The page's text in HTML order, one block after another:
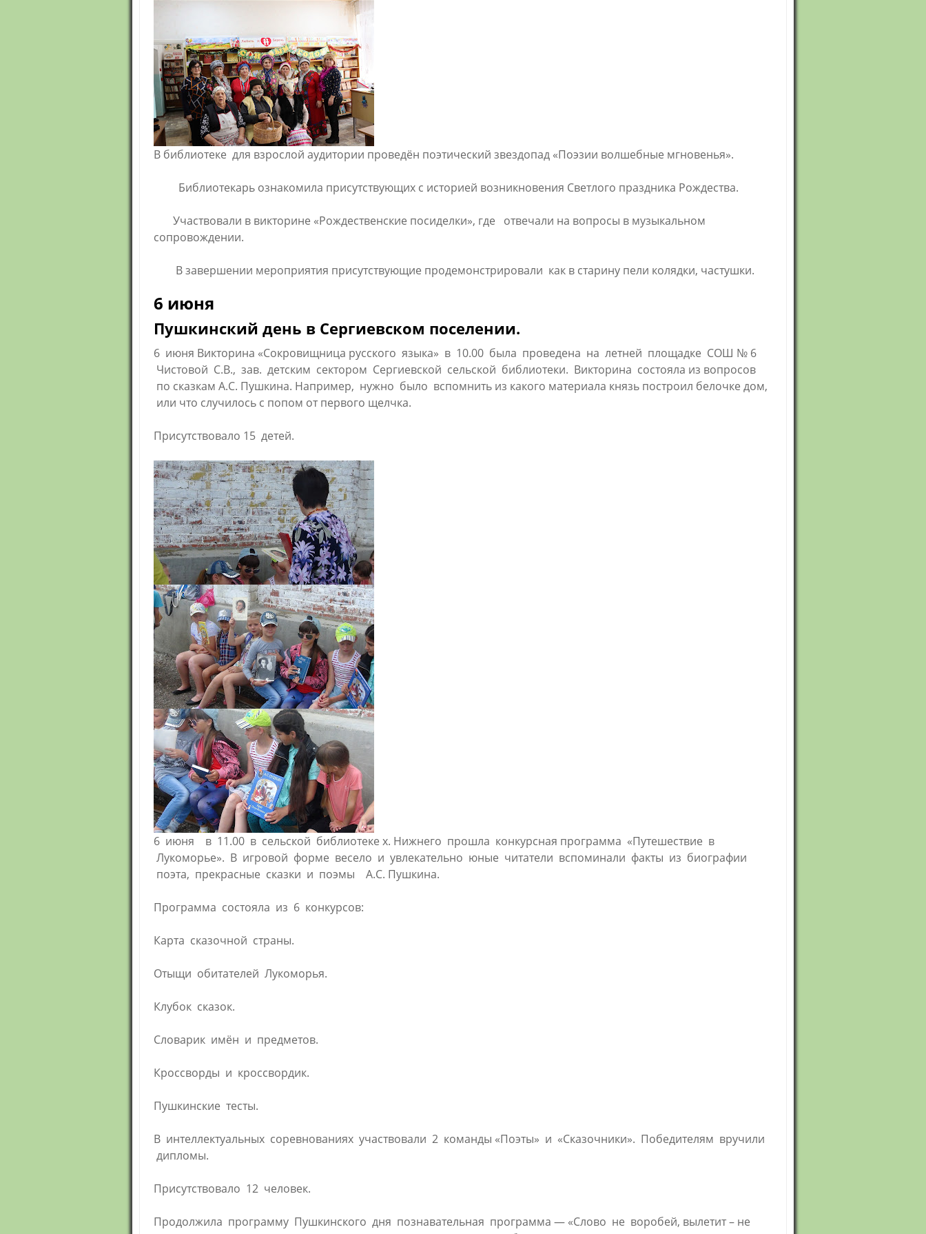
В библиотеке для взрослой аудитории проведён поэтический звездопад «Поэзии волшебные мгновенья».
Библиотекарь ознакомила присутствующих с историей возникновения Светлого праздника Рождества.
Участвовали в викторине «Рождественские посиделки», где отвечали на вопросы в музыкальном
сопровождении.
В завершении мероприятия присутствующие продемонстрировали как в старину пели колядки, частушки.
6 июня
Пушкинский день в Сергиевском поселении.
6 июня Викторина «Сокровищница русского языка» в 10.00 была проведена на летней площадке СОШ № 6
Чистовой С.В., зав. детским сектором Сергиевской сельской библиотеки. Викторина состояла из вопросов
по сказкам А.С. Пушкина. Например, нужно было вспомнить из какого материала князь построил белочке дом,
или что случилось с попом от первого щелчка.
Присутствовало 15 детей.
6 июня в 11.00 в сельской библиотеке х. Нижнего прошла конкурсная программа «Путешествие в
Лукоморье». В игровой форме весело и увлекательно юные читатели вспоминали факты из биографии
поэта, прекрасные сказки и поэмы А.С. Пушкина.
Программа состояла из 6 конкурсов:
Карта сказочной страны.
Отыщи обитателей Лукоморья.
Клубок сказок.
Словарик имён и предметов.
Кроссворды и кроссвордик.
Пушкинские тесты.
В интеллектуальных соревнованиях участвовали 2 команды «Поэты» и «Сказочники». Победителям вручили
дипломы.
Присутствовало 12 человек.
Продолжила программу Пушкинского дня познавательная программа — «Слово не воробей, вылетит – не